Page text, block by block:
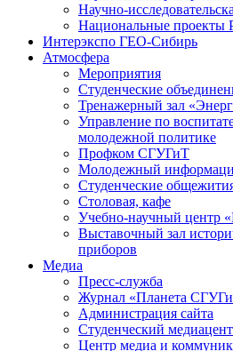
Научно-
Национальные проекты
Интерэкспо ГЕО-Сибирь
Атмосфера
Мероприятия
Студенческие
Тренажерный зал
Управление по
молодежной политике
Профком СГУГиТ
Молодежный
Студенческие
Столовая, кафе
Учебно-научный центр
Выставочный зал
приборов
Медиа
Пресс-служба
Журнал «Планета
Администрация сайта
Студенческий
Центр медиа и